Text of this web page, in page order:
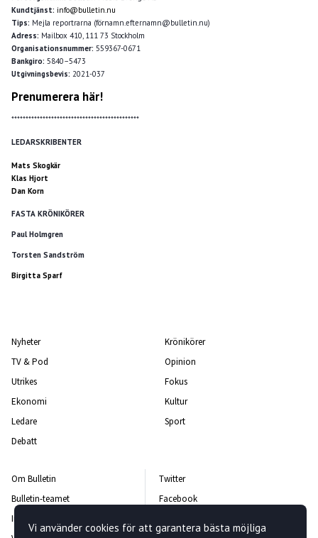
Kundtjänst: info@bulletin.nu
Tips: Mejla reportrarna (förnamn.efternamn@bulletin.nu)
Adress: Mailbox 410, 111 73 Stockholm
Organisationsnummer: 559367-0671
Bankgiro: 5840–5473
Utgivningsbevis: 2021-037
Prenumerera här!
*********************************************
LEDARSKRIBENTER
Mats Skogkär
Klas Hjort
Dan Korn
FASTA KRÖNIKÖRER
Paul Holmgren
Torsten Sandström
Birgitta Sparf
Nyheter
TV & Pod
Utrikes
Ekonomi
Ledare
Debatt
Krönikörer
Opinion
Fokus
Kultur
Sport
Om Bulletin
Bulletin-teamet
Integritetspolicy
Twitter
Facebook
Vi använder cookies för att garantera bästa möjliga